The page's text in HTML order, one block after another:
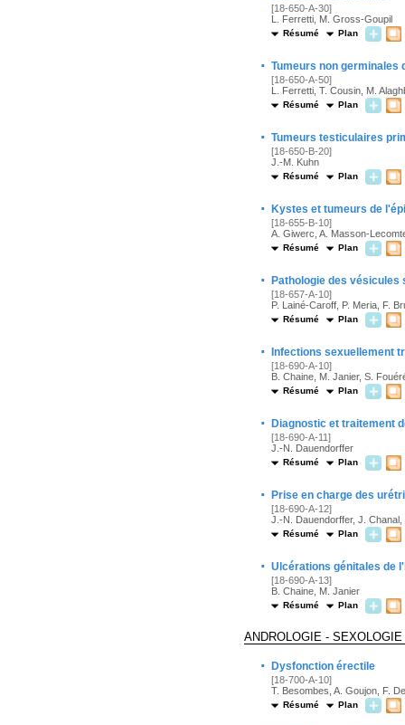
[18-650-A-30]
L. Ferretti, M. Gross-Goupil
Résumé Plan
· Tumeurs non germinales
[18-650-A-50]
L. Ferretti, T. Cousin, M.
Résumé Plan
· Tumeurs testiculaires
[18-650-B-20]
J.-M. Kuhn
Résumé Plan
· Kystes et tumeurs de
[18-655-B-10]
A. Giwerc, A. Masson-
Résumé Plan
· Pathologie des vésicules
[18-657-A-10]
P. Lainé-Caroff, P. Meria, F.
Résumé Plan
· Infections sexuellement
[18-690-A-10]
B. Chaine, M. Janier, S.
Résumé Plan
· Diagnostic et traitement
[18-690-A-11]
J.-N. Dauendorffer
Résumé Plan
· Prise en charge des
[18-690-A-12]
J.-N. Dauendorffer, J.
Résumé Plan
· Ulcérations génitales de
[18-690-A-13]
B. Chaine, M. Janier
Résumé Plan
ANDROLOGIE - SEXOLOGIE
· Dysfonction érectile
[18-700-A-10]
T. Besombes, A. Goujon, F.
Résumé Plan